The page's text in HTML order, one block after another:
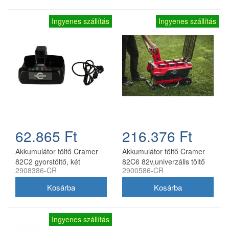
Ingyenes szállítás
62.865 Ft
Akkumulátor töltő Cramer
82C2 gyorstöltő, két
állomással, 82v, 4a
2908386-CR
Ingyenes szállítás
216.376 Ft
Akkumulátor töltő Cramer
82C6 82v,univerzális töltő
hat akkumulátor részére
2900586-CR
Ingyenes szállítás